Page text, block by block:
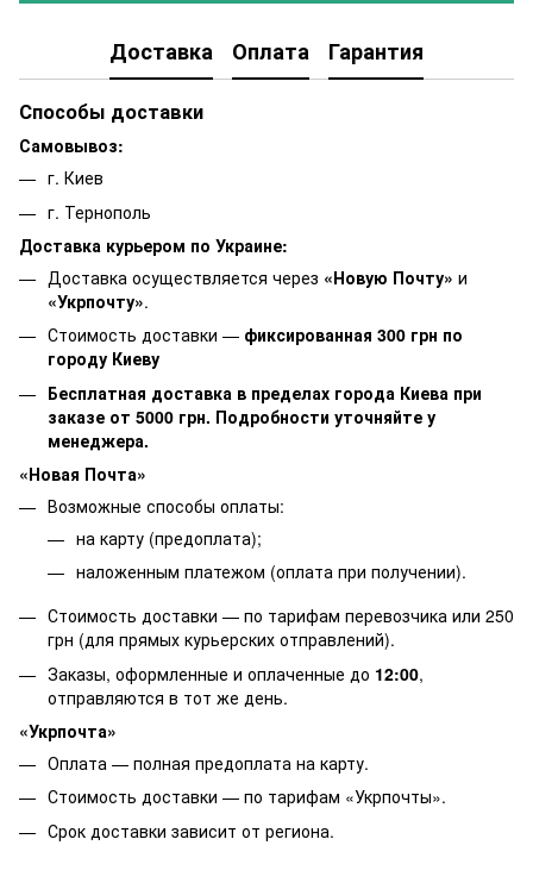
Доставка Оплата Гарантия
Способы доставки
Самовывоз:
г. Киев
г. Тернополь
Доставка курьером по Украине:
Доставка осуществляется через «Новую Почту» и
«Укрпочту».
Стоимость доставки — фиксированная 300 грн по
городу Киеву
Бесплатная доставка в пределах города Киева при
заказе от 5000 грн. Подробности уточняйте у
менеджера.
«Новая Почта»
Возможные способы оплаты:
на карту (предоплата);
наложенным платежом (оплата при получении).
Стоимость доставки — по тарифам перевозчика или 250
грн (для прямых курьерских отправлений).
Заказы, оформленные и оплаченные до 12:00,
отправляются в тот же день.
«Укрпочта»
Оплата — полная предоплата на карту.
Стоимость доставки — по тарифам «Укрпочты».
Срок доставки зависит от региона.